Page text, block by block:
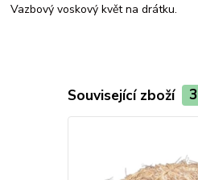
Vazbový voskový květ na drátku.
Související zboží 3